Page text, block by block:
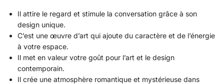
Il attire le regard et stimule la conversation grâce à son
design unique.
C’est une œuvre d’art qui ajoute du caractère et de l’énergie
à votre espace.
Il met en valeur votre goût pour l’art et le design
contemporain.
Il crée une atmosphère romantique et mystérieuse dans